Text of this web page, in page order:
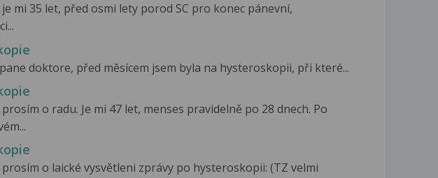
mi 35 let, před osmi lety porod SC pro konec pánevní,
doktore, před měsícem jsem byla na hysteroskopii, při které...
o radu. Je mi 47 let, menses pravidelně po 28 dnech. Po
o laické vysvětleni zprávy po hysteroskopii: (TZ velmi